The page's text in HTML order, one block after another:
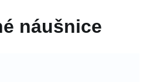
náušnice